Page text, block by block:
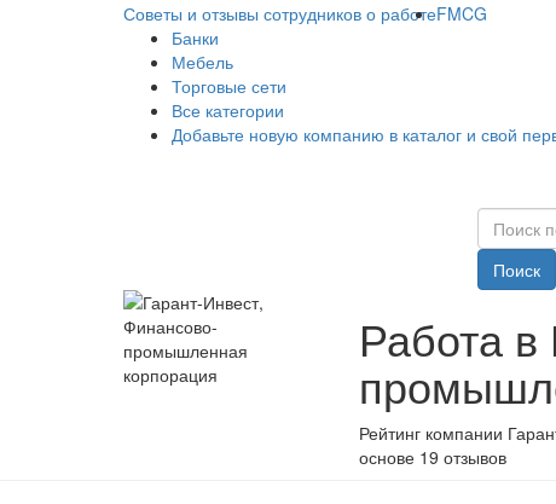
Советы и отзывы сотрудников о работеFMCG
Банки
Мебель
Торговые сети
Все категории
Добавьте новую компанию в каталог и свой
Поиск
Работа
Рейтинг компании
основе 19 отзывов